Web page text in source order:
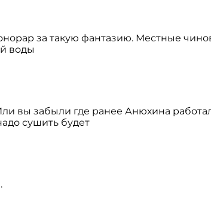
за такую фантазию. Местные
воды
вы забыли где ранее Анюхина
сушить будет